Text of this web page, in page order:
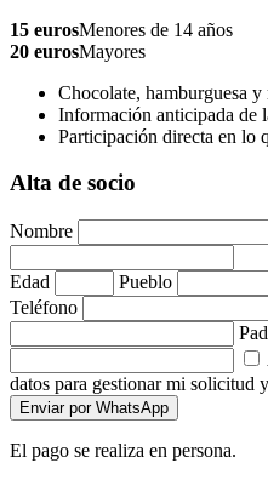
15 eurosMenores de 14 años
20 eurosMayores
Chocolate, hamburguesa y
Información anticipada de
Participación directa en lo
Alta de socio
Nombre
Edad
Pueblo
Teléfono
datos para gestionar mi solicitud
Enviar por WhatsApp
El pago se realiza en persona.